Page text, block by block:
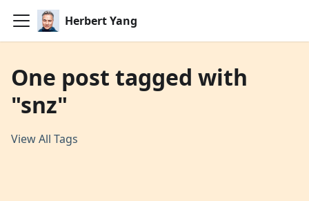
Herbert Yang
One post tagged with
"snz"
View All Tags